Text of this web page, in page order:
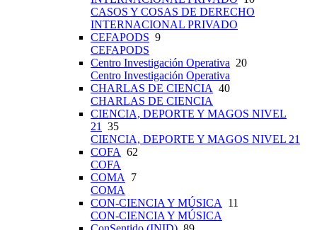
CASOS Y COSAS DE DERECHO
INTERNACIONAL PRIVADO
CEFAPODS 9
CEFAPODS
Centro Investigación Operativa 20
Centro Investigación Operativa
CHARLAS DE CIENCIA 40
CHARLAS DE CIENCIA
CIENCIA, DEPORTE Y MAGOS NIVEL
21
35
CIENCIA, DEPORTE Y MAGOS NIVEL 21
COFA 62
COFA
COMA
7
COMA
CON-CIENCIA Y MÚSICA
11
CON-CIENCIA Y MÚSICA